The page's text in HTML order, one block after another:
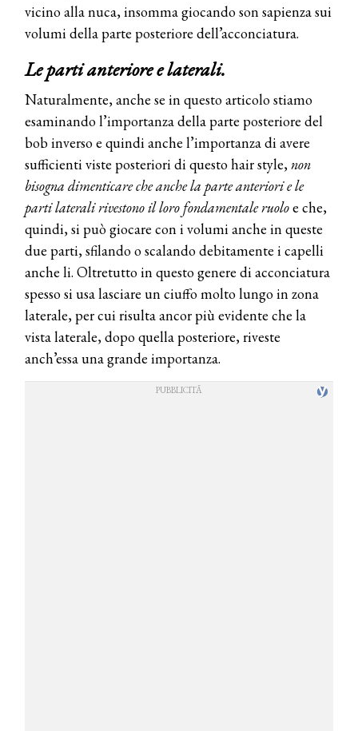
vicino alla nuca, insomma giocando son sapienza sui
volumi della parte posteriore dell’acconciatura.
Le parti anteriore e laterali.
Naturalmente, anche se in questo articolo stiamo
esaminando l’importanza della parte posteriore del
bob inverso e quindi anche l’importanza di avere
sufficienti viste posteriori di questo hair style,non
bisogna dimenticare che anche la parte anteriori e le
parti laterali rivestono il loro fondamentale ruoloe che,
quindi, si può giocare con i volumi anche in queste
due parti, sfilando o scalando debitamente i capelli
anche li. Oltretutto in questo genere di acconciatura
spesso si usa lasciare un ciuffo molto lungo in zona
laterale, per cui risulta ancor più evidente che la
vista laterale, dopo quella posteriore, riveste
anch’essa una grande importanza.